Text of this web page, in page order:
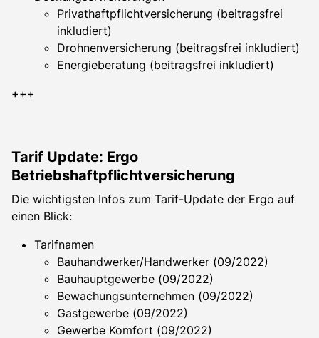
Privathaftpflichtversicherung (beitragsfrei
inkludiert)
Drohnenversicherung (beitragsfrei inkludiert)
Energieberatung (beitragsfrei inkludiert)
+++
Tarif Update: Ergo
Betriebshaftpflichtversicherung
Die wichtigsten Infos zum Tarif-Update der Ergo auf
einen Blick:
Tarifnamen
Bauhandwerker/Handwerker (09/2022)
Bauhauptgewerbe (09/2022)
Bewachungsunternehmen (09/2022)
Gastgewerbe (09/2022)
Gewerbe Komfort (09/2022)